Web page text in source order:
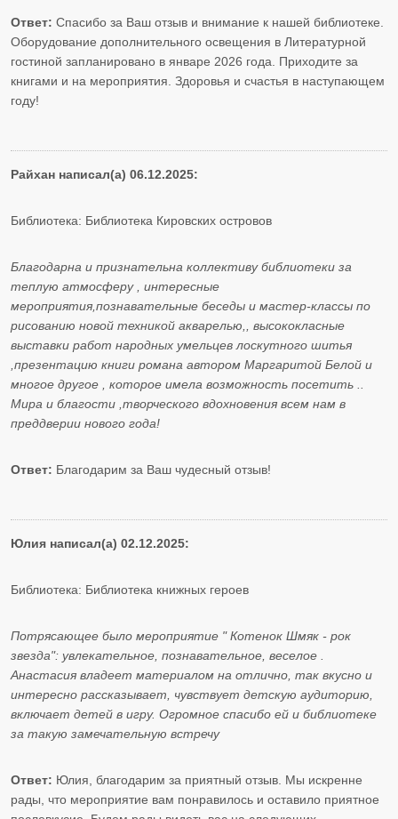
Ответ: Спасибо за Ваш отзыв и внимание к нашей библиотеке.
Оборудование дополнительного освещения в Литературной
гостиной запланировано в январе 2026 года. Приходите за
книгами и на мероприятия. Здоровья и счастья в наступающем
году!
Райхан написал(а) 06.12.2025:
Библиотека: Библиотека Кировских островов
Благодарна и признательна коллективу библиотеки за
теплую атмосферу , интересные
мероприятия,познавательные беседы и мастер-классы по
рисованию новой техникой акварелью,, высококласные
выставки работ народных умельцев лоскутного шитья
,презентацию книги романа автором Маргаритой Белой и
многое другое , которое имела возможность посетить ..
Мира и благости ,творческого вдохновения всем нам в
преддверии нового года!
Ответ: Благодарим за Ваш чудесный отзыв!
Юлия написал(а) 02.12.2025:
Библиотека: Библиотека книжных героев
Потрясающее было мероприятие " Котенок Шмяк - рок
звезда": увлекательное, познавательное, веселое .
Анастасия владеет материалом на отлично, так вкусно и
интересно рассказывает, чувствует детскую аудиторию,
включает детей в игру. Огромное спасибо ей и библиотеке
за такую замечательную встречу
Ответ: Юлия, благодарим за приятный отзыв. Мы искренне
рады, что мероприятие вам понравилось и оставило приятное